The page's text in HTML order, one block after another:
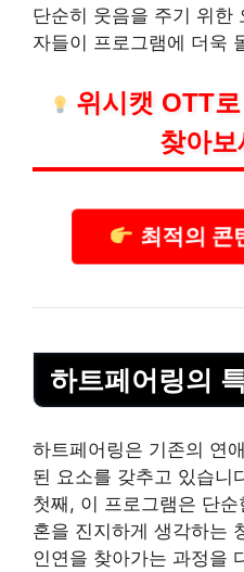
단순히 웃음을 주기 위한
자들이 프로그램에 더욱
위시캣 OTT
찾아보
최적의 콘
하트페어링의
하트페어링은 기존의 연
된 요소를 갖추고 있습니
첫째, 이 프로그램은 단
혼을 진지하게 생각하는
인연을 찾아가는 과정을